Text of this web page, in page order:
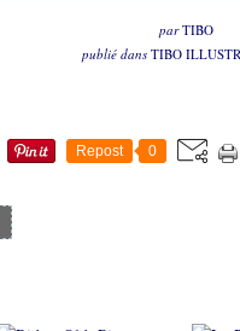
parTIBO
publié dans TIBO
Repost 0